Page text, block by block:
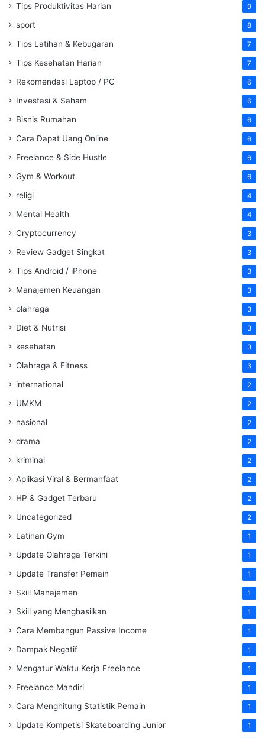
Tips Produktivitas Harian 9
sport 8
Tips Latihan & Kebugaran 7
Tips Kesehatan Harian 7
Rekomendasi Laptop / PC 6
Investasi & Saham 6
Bisnis Rumahan 6
Cara Dapat Uang Online 6
Freelance & Side Hustle 6
Gym & Workout 6
religi 4
Mental Health 4
Cryptocurrency 3
Review Gadget Singkat 3
Tips Android / iPhone 3
Manajemen Keuangan 3
olahraga 3
Diet & Nutrisi 3
kesehatan 3
Olahraga & Fitness 3
international 2
UMKM 2
nasional 2
drama 2
kriminal 2
Aplikasi Viral & Bermanfaat 2
HP & Gadget Terbaru 2
Uncategorized 2
Latihan Gym 1
Update Olahraga Terkini 1
Update Transfer Pemain 1
Skill Manajemen 1
Skill yang Menghasilkan 1
Cara Membangun Passive Income 1
Dampak Negatif 1
Mengatur Waktu Kerja Freelance 1
Freelance Mandiri 1
Cara Menghitung Statistik Pemain 1
Update Kompetisi Skateboarding Junior 1